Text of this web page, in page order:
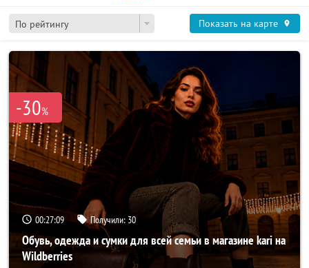
По рейтингу Показать на карте
-30%
00:27:06 Получили: 30
Обувь, одежда и сумки для всей семьи в магазине kari на
Wildberries